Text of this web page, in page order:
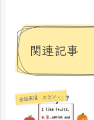
関連記事
会話表現・スラング・ことわざ